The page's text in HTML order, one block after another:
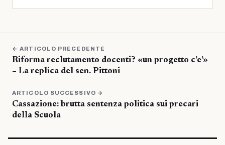
← ARTICOLO PRECEDENTE
Riforma reclutamento docenti? «un progetto c’e’»
– La replica del sen. Pittoni
ARTICOLO SUCCESSIVO →
Cassazione: brutta sentenza politica sui precari
della Scuola